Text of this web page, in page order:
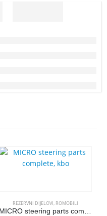
REZERVNI DIJELOVI, ROMOBILI
MICRO steering parts complete, kbo